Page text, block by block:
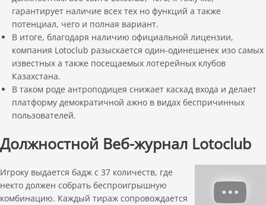
гарантирует наличие всех тех но функций а также
потенциал, чего и полная вариант.
В итоге, благодаря наличию официальной лицензии,
компания Lotoclub разыскается один-одинешенек изо самых
известных а также посещаемых лотерейных клубов
Казахстана.
В таком роде антроподицея снижает каскад входа и делает
платформу демократичной ажно в видах беспричинных
пользователей.
Должностной Веб-журнал Lotoclub
Игроку выдается бадж с 37 количеств, где
некто должен собрать беспроигрышную
комбинацию. Каждый тираж сопровождается